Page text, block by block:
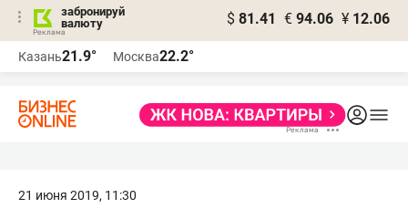
забронируй
валюту
$ 81.41 € 94.06 ¥ 12.06
Казань21.9° Москва22.2°
21 июня 2019, 11:30